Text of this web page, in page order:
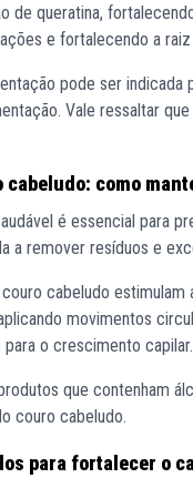
de queratina,
e fortalecendo a
pode ser
Vale ressaltar
cabeludo: como
é essencial para
a remover resíduos e
cabeludo
movimentos
o crescimento capilar.
que contenham
couro cabeludo.
para fortalecer o